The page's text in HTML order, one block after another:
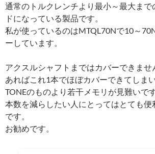
通常のトルクレンチより最小～最大まで
ドになっている製品です。
私が使っているのはMTQL70Nで10～
ーしています。
アクスルシャフトまではカバーできま
あればこれ1本でほぼカバーできてしまい
TONEのものより若干メモリが見難いで
本数を減らしたい人にとってはとても便
です。
お勧めです。